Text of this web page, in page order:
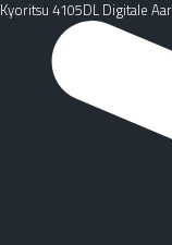
Kyoritsu 4105DL Digitale